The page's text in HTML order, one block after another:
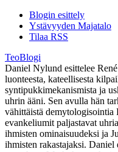
Blogin esittely
Ystävyyden Majatalo
Tilaa RSS
TeoBlogi
Daniel Nylund esittelee
luonteesta, kateellisesta
syntipukkimekanismista ja
uhrin ääni. Sen avulla hän
vähittäistä demytologisointia
evankeliumit paljastavat
ihmisten ominaisuudeksi ja
ihmisten rakastajaksi. Daniel